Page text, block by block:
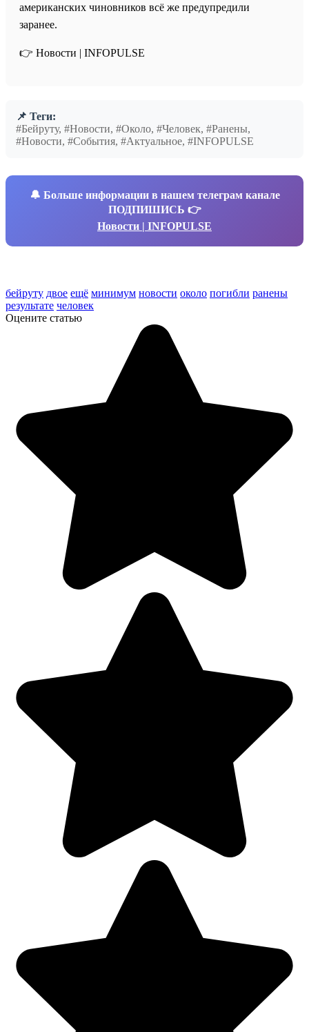
американских чиновников всё же предупредили
заранее.
👉 Новости | INFOPULSE⁩
📌 Теги:
#Бейруту, #Новости, #Около, #Человек, #Ранены,
#Новости, #События, #Актуальное, #INFOPULSE
🔔 Больше информации в нашем телеграм канале
ПОДПИШИСЬ 👉
Новости | INFOPULSE
бейруту двое ещё минимум новости около погибли ранены
результате человек
Оцените статью